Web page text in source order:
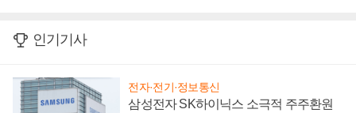
인기기사
전자·전기·정보통신
삼성전자 SK하이닉스 소극적 주주환원